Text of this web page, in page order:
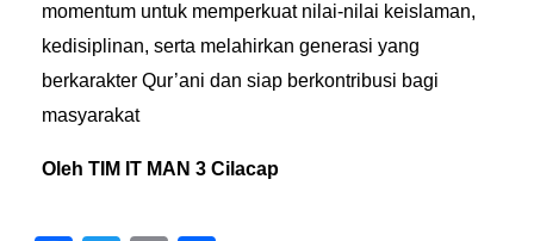
momentum untuk memperkuat nilai-nilai keislaman,
kedisiplinan, serta melahirkan generasi yang
berkarakter Qur’ani dan siap berkontribusi bagi
masyarakat
Oleh TIM IT MAN 3 Cilacap